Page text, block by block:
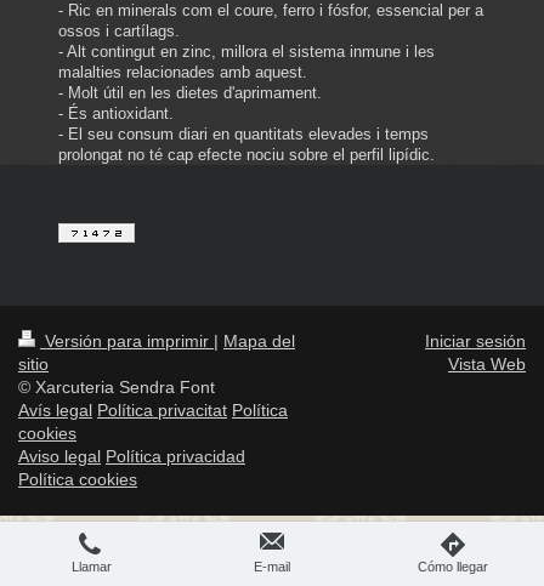
- Ric en minerals com el coure, ferro i fósfor, essencial per a
ossos i cartílags.
- Alt contingut en zinc, millora el sistema inmune i les
malalties relacionades amb aquest.
- Molt útil en les dietes d'aprimament.
- És antioxidant.
- El seu consum diari en quantitats elevades i temps
prolongat no té cap efecte nociu sobre el perfil lipídic.
Versión para imprimir | Mapa del
sitio
© Xarcuteria Sendra Font
Avís legal Política privacitat Política
cookies
Aviso legal Política privacidad
Política cookies
Iniciar sesión
Vista Web
Llamar E-mail Cómo llegar